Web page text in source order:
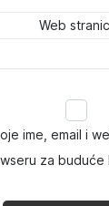
Web
ime, email i
za buduće